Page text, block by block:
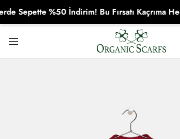
Organikscarf
Sepette %50 İndirim! Bu Fırsatı Kaçrıma